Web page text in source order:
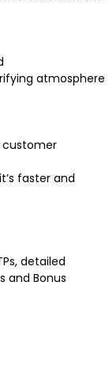
atmosphere
customer
faster and
detailed
and Bonus